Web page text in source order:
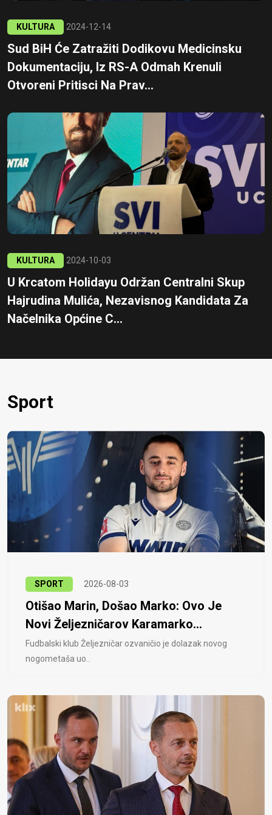
KULTURA 2024-12-14
Sud BiH Će Zatražiti Dodikovu Medicinsku
Dokumentaciju, Iz RS-A Odmah Krenuli
Otvoreni Pritisci Na Prav...
KULTURA 2024-10-03
U Krcatom Holidayu Održan Centralni Skup
Hajrudina Mulića, Nezavisnog Kandidata Za
Načelnika Općine C...
Sport
SPORT 2026-08-03
Otišao Marin, Došao Marko: Ovo Je
Novi Željezničarov Karamarko...
Fudbalski klub Željezničar ozvaničio je dolazak novog
nogometaša uo..